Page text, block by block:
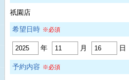
祇園店
希望日時 ※必須
年 月 日
予約内容 ※必須